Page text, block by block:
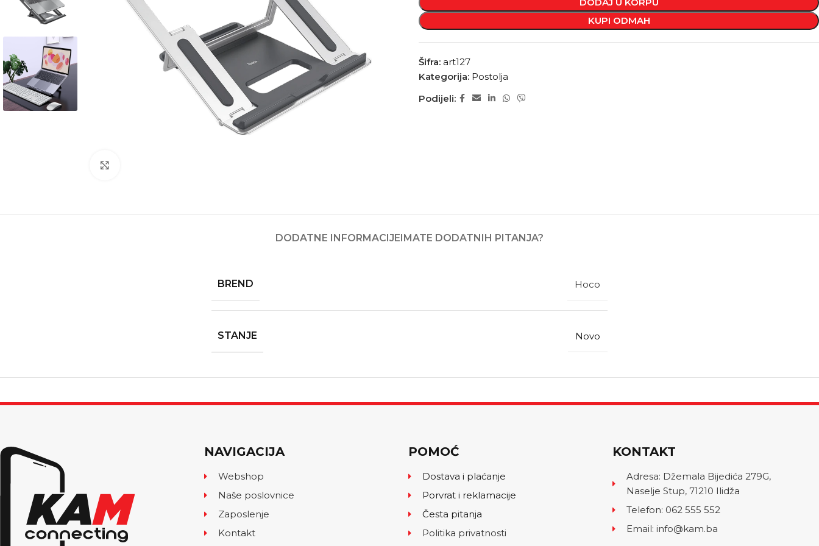
KUPI ODMAH
Šifra: art127
Kategorija: Postolja
Podijeli:
DODATNE INFORMACIJEIMATE DODATNIH PITANJA?
BREND Hoco
STANJE Novo
NAVIGACIJA
Webshop
Naše poslovnice
Zaposlenje
Kontakt
POMOĆ
Dostava i plaćanje
Porvrat i reklamacije
Česta pitanja
Politika privatnosti
KONTAKT
Adresa: Džemala Bijedića 279G,
Naselje Stup, 71210 Ilidža
Telefon: 062 555 552
Email: info@kam.ba